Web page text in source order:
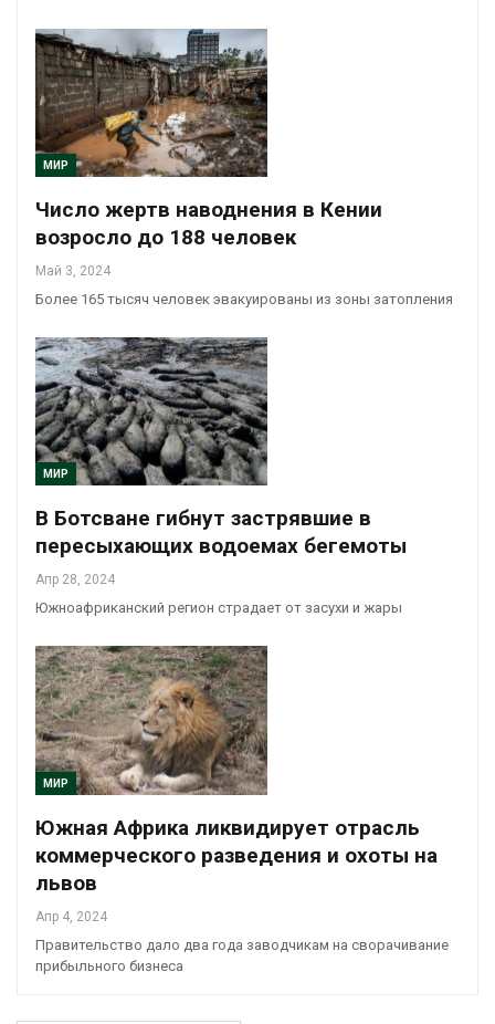
МИР
Число жертв наводнения в Кении
возросло до 188 человек
Май 3, 2024
Более 165 тысяч человек эвакуированы из зоны затопления
МИР
В Ботсване гибнут застрявшие в
пересыхающих водоемах бегемоты
Апр 28, 2024
Южноафриканский регион страдает от засухи и жары
МИР
Южная Африка ликвидирует отрасль
коммерческого разведения и охоты на
львов
Апр 4, 2024
Правительство дало два года заводчикам на сворачивание
прибыльного бизнеса